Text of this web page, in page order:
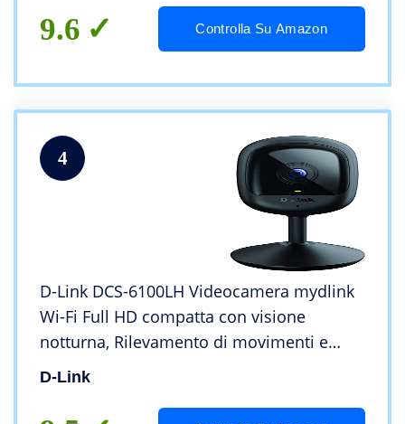
Ranger 2C
9.6 Controlla Su Amazon
4
D-Link DCS-6100LH Videocamera mydlink
Wi-Fi Full HD compatta con visione
notturna, Rilevamento di movimenti e
suoni, Registrazione video, Compatibile
D-Link